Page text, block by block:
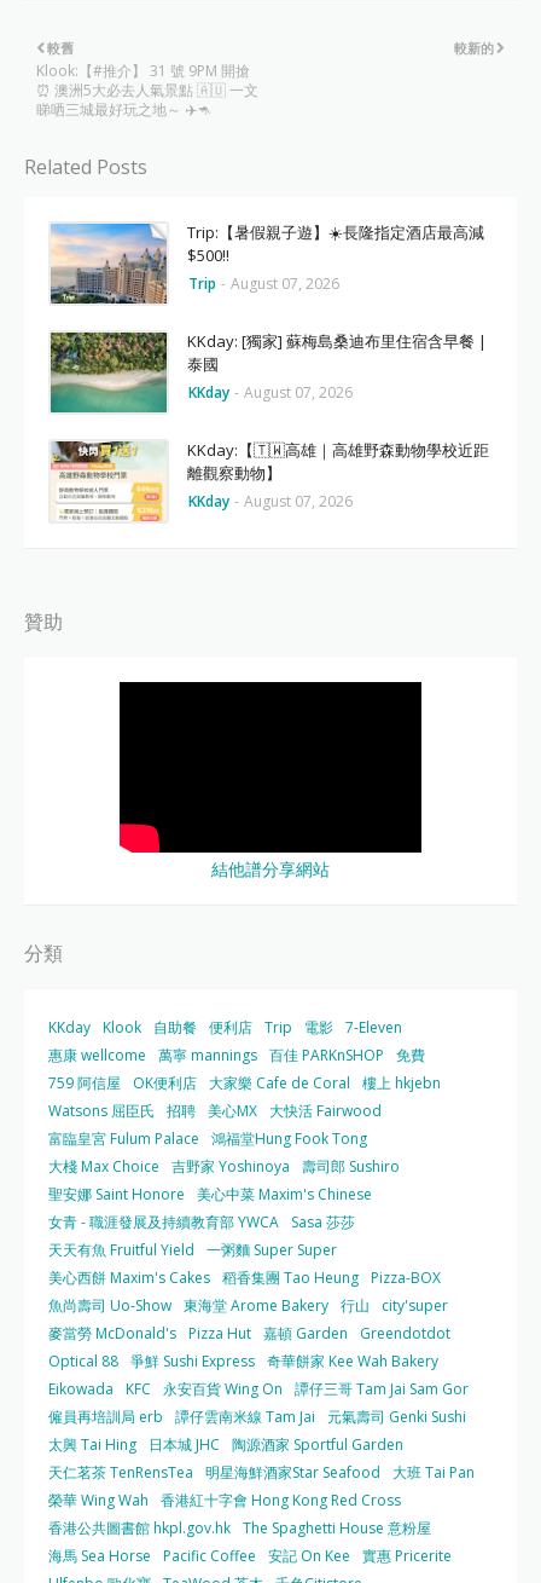
較新的
較舊
Klook:【#推介】 31 號 9PM 開搶
⏰ 澳洲5大必去人氣景點 🇦🇺 一文
睇哂三城最好玩之地～ ✈️🦘
Related Posts
Trip:【暑假親子遊】☀️長隆指定酒店最高減
$500‼️
Trip - August 07, 2026
KKday: [獨家] 蘇梅島桑迪布里住宿含早餐 |
泰國
KKday - August 07, 2026
KKday:【🇹🇼高雄｜高雄野森動物學校近距
離觀察動物】
KKday - August 07, 2026
贊助
結他譜分享網站
分類
KKday Klook 自助餐 便利店 Trip 電影 7-Eleven
惠康 wellcome
萬寧 mannings 百佳 PARKnSHOP
免費
759 阿信屋
OK便利店 大家樂 Cafe de Coral
樓上 hkjebn
Watsons 屈臣氏
招聘 美心MX 大快活 Fairwood
富臨皇宮 Fulum Palace
鴻福堂Hung Fook Tong
大棧 Max Choice
吉野家 Yoshinoya
壽司郎 Sushiro
聖安娜 Saint Honore
美心中菜 Maxim's Chinese
女青 - 職涯發展及持續教育部 YWCA
Sasa 莎莎
天天有魚 Fruitful Yield
一粥麵 Super Super
美心西餅 Maxim's Cakes 稻香集團 Tao Heung Pizza-BOX
魚尚壽司 Uo-Show 東海堂 Arome Bakery 行山
city'super
麥當勞 McDonald's Pizza Hut 嘉頓 Garden
Greendotdot
Optical 88 爭鮮 Sushi Express 奇華餅家 Kee Wah Bakery
Eikowada
KFC 永安百貨 Wing On
譚仔三哥 Tam Jai Sam Gor
僱員再培訓局 erb
譚仔雲南米線 Tam Jai
元氣壽司 Genki Sushi
太興 Tai Hing
日本城 JHC
陶源酒家 Sportful Garden
天仁茗茶 TenRensTea
明星海鮮酒家Star Seafood
大班 Tai Pan
榮華 Wing Wah
香港紅十字會 Hong Kong Red Cross
香港公共圖書館 hkpl.gov.hk The Spaghetti House 意粉屋
海馬 Sea Horse
Pacific Coffee 安記 On Kee
實惠 Pricerite